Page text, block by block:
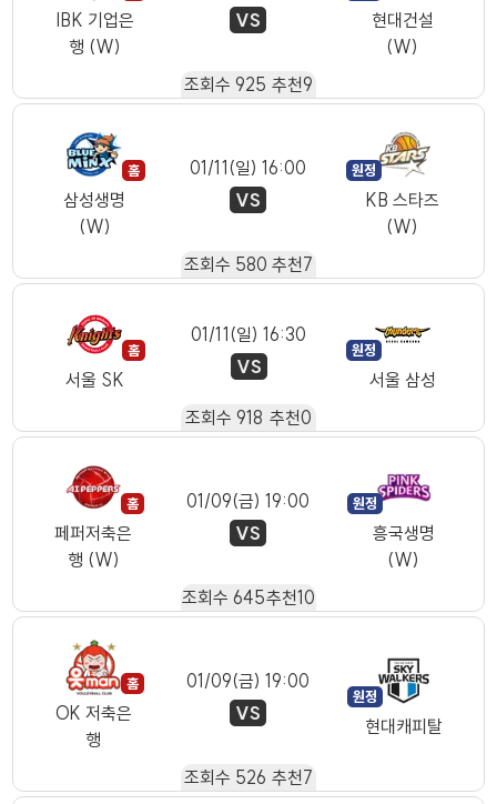
IBK 기업은
행 (W)
VS
현대건설
(W)
조회수 925 추천9
삼성생명
(W)
01/11(일) 16:00
VS
KB 스타즈
(W)
조회수 580 추천7
서울 SK
01/11(일) 16:30
VS
서울 삼성
조회수 918 추천0
페퍼저축은
행 (W)
01/09(금) 19:00
VS
흥국생명
(W)
조회수 645추천10
OK 저축은
행
01/09(금) 19:00
VS
현대캐피탈
조회수 526 추천7